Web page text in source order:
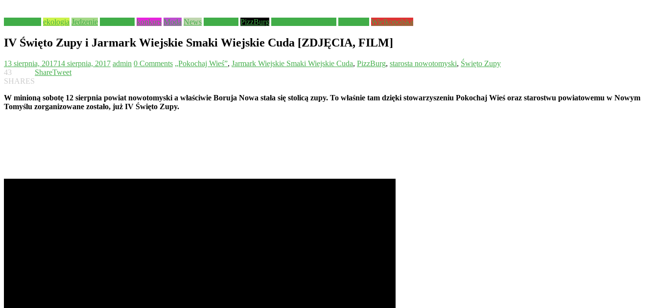
ekologia Jedzenie konkurs Moda News PizzBurg Wielkopolska
IV Święto Zupy i Jarmark Wiejskie Smaki Wiejskie Cuda [ZDJĘCIA, FILM]
13 sierpnia, 201714 sierpnia, 2017 admin 0 Comments „Pokochaj Wieś”, Jarmark Wiejskie Smaki Wiejskie Cuda, PizzBurg, starosta nowotomyski, Święto Zupy
43
SHARES
ShareTweet
W minioną sobotę 12 sierpnia powiat nowotomyski a właściwie Boruja Nowa stała się stolicą zupy. To właśnie tam dzięki stowarzyszeniu Pokochaj Wieś oraz starostwu powiatowemu w Nowym
Tomyślu zorganizowane zostało, już IV Święto Zupy.